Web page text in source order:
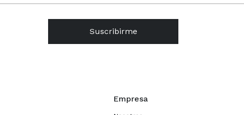
Empresa
Suscribirme